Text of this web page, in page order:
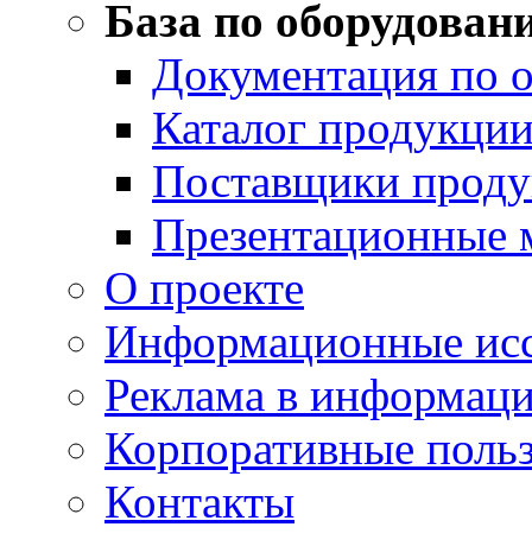
База по
Документация по
Каталог
Поставщики
Презентационные
О проекте
Информационные
Реклама в
Корпоративные
Контакты